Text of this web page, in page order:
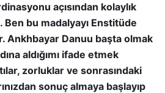
açısından kolaylık
Ben bu madalyayı Enstitüde
Ankhbayar Danuu başta olmak
aldığımı ifade etmek
zorluklar ve sonrasındaki
sonuç almaya başlayıp